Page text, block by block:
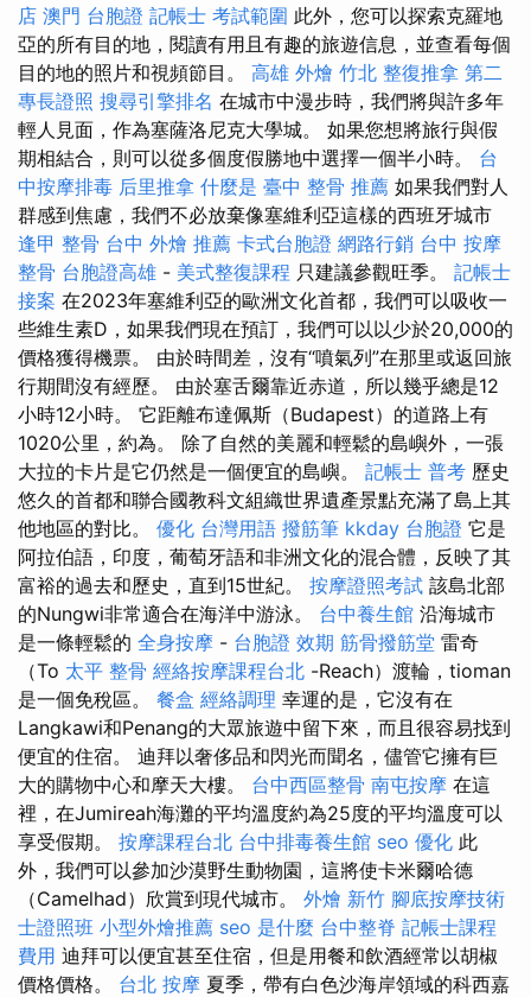
店 澳門 台胞證 記帳士 考試範圍 此外，您可以探索克羅地
亞的所有目的地，閱讀有用且有趣的旅遊信息，並查看每個
目的地的照片和視頻節目。 高雄 外燴 竹北 整復推拿 第二
專長證照 搜尋引擎排名 在城市中漫步時，我們將與許多年
輕人見面，作為塞薩洛尼克大學城。 如果您想將旅行與假
期相結合，則可以從多個度假勝地中選擇一個半小時。 台
中按摩排毒 后里推拿 什麼是 臺中 整骨 推薦 如果我們對人
群感到焦慮，我們不必放棄像塞維利亞這樣的西班牙城市
逢甲 整骨 台中 外燴 推薦 卡式台胞證 網路行銷 台中 按摩
整骨 台胞證高雄 - 美式整復課程 只建議參觀旺季。 記帳士
接案 在2023年塞維利亞的歐洲文化首都，我們可以吸收一
些維生素D，如果我們現在預訂，我們可以以少於20,000的
價格獲得機票。 由於時間差，沒有“噴氣列”在那里或返回旅
行期間沒有經歷。 由於塞舌爾靠近赤道，所以幾乎總是12
小時12小時。 它距離布達佩斯（Budapest）的道路上有
1020公里，約為。 除了自然的美麗和輕鬆的島嶼外，一張
大拉的卡片是它仍然是一個便宜的島嶼。 記帳士 普考 歷史
悠久的首都和聯合國教科文組織世界遺產景點充滿了島上其
他地區的對比。 優化 台灣用語 撥筋筆 kkday 台胞證 它是
阿拉伯語，印度，葡萄牙語和非洲文化的混合體，反映了其
富裕的過去和歷史，直到15世紀。 按摩證照考試 該島北部
的Nungwi非常適合在海洋中游泳。 台中養生館 沿海城市
是一條輕鬆的 全身按摩 - 台胞證 效期 筋骨撥筋堂 雷奇
（To 太平 整骨 經絡按摩課程台北 -Reach）渡輪，tioman
是一個免稅區。 餐盒 經絡調理 幸運的是，它沒有在
Langkawi和Penang的大眾旅遊中留下來，而且很容易找到
便宜的住宿。 迪拜以奢侈品和閃光而聞名，儘管它擁有巨
大的購物中心和摩天大樓。 台中西區整骨 南屯按摩 在這
裡，在Jumireah海灘的平均溫度約為25度的平均溫度可以
享受假期。 按摩課程台北 台中排毒養生館 seo 優化 此
外，我們可以參加沙漠野生動物園，這將使卡米爾哈德
（Camelhad）欣賞到現代城市。 外燴 新竹 腳底按摩技術
士證照班 小型外燴推薦 seo 是什麼 台中整脊 記帳士課程
費用 迪拜可以便宜甚至住宿，但是用餐和飲酒經常以胡椒
價格價格。 台北 按摩 夏季，帶有白色沙海岸領域的科西嘉